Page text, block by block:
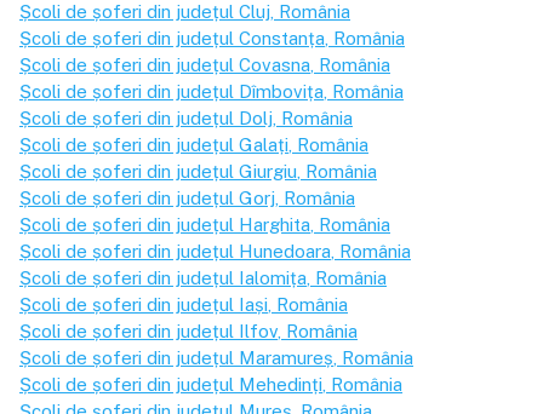
Școli de șoferi din județul Cluj , România
Școli de șoferi din județul Constanța , România
Școli de șoferi din județul Covasna , România
Școli de șoferi din județul Dîmbovița , România
Școli de șoferi din județul Dolj , România
Școli de șoferi din județul Galați , România
Școli de șoferi din județul Giurgiu , România
Școli de șoferi din județul Gorj , România
Școli de șoferi din județul Harghita , România
Școli de șoferi din județul Hunedoara , România
Școli de șoferi din județul Ialomița , România
Școli de șoferi din județul Iași , România
Școli de șoferi din județul Ilfov , România
Școli de șoferi din județul Maramureș , România
Școli de șoferi din județul Mehedinți , România